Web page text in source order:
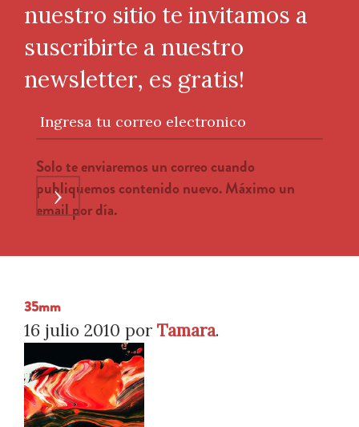
nuestro sitio te invitamos a
suscribirte a nuestro
newsletter, es gratis!
Ingresa tu correo electronico
Solo te enviaremos un correo cuando
publiquemos contenido nuevo. Máximo un
email por día.
›
35mm
16 julio 2010 por Tamara.